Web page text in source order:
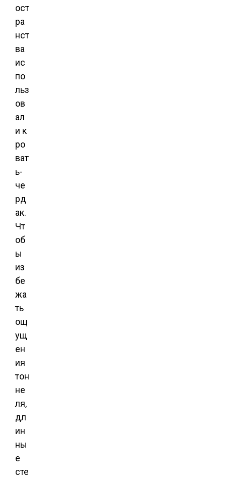
ост
ра
нст
ва
ис
по
льз
ов
ал
и к
ро
ват
ь-
че
рд
ак.
Чт
об
ы
из
бе
жа
ть
ощ
ущ
ен
ия
тон
не
ля,
дл
ин
ны
е
сте